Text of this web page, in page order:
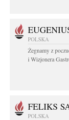
POLSKA
Żegnamy z
i Wizjonera
FELIKS
POLSKA